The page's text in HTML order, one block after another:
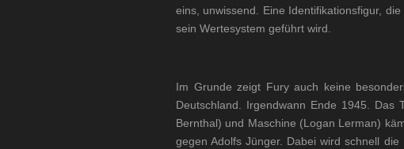
eins, unwissend. Eine Identifikationsfigur,
sein Wertesystem geführt wird.
Im Grunde zeigt Fury auch keine
Deutschland. Irgendwann Ende 1945. Das
Bernthal) und Maschine (Logan Lerman)
gegen Adolfs Jünger. Dabei wird schnell